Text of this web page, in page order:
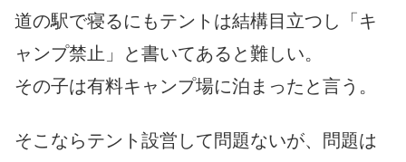
道の駅で寝るにもテントは結構目立つし「キ
ャンプ禁止」と書いてあると難しい。
その子は有料キャンプ場に泊まったと言う。
そこならテント設営して問題ないが、問題は